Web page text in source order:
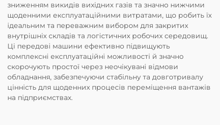
зниженням викидів вихідних газів та значно нижчими
щоденними експлуатаційними витратами, що робить їх
ідеальним та переважним вибором для закритих
внутрішніх складів та логістичних робочих середовищ.
Ці передові машини ефективно підвищують
комплексні експлуатаційні можливості й значно
скорочують простої через неочікувані відмови
обладнання, забезпечуючи стабільну та довготривалу
цінність для щоденних процесів переміщення вантажів
на підприємствах.